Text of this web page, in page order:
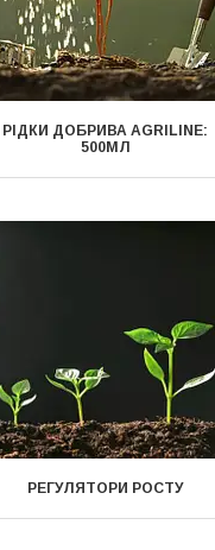
РІДКИ ДОБРИВА AGRILINE:
500МЛ
РЕГУЛЯТОРИ РОСТУ